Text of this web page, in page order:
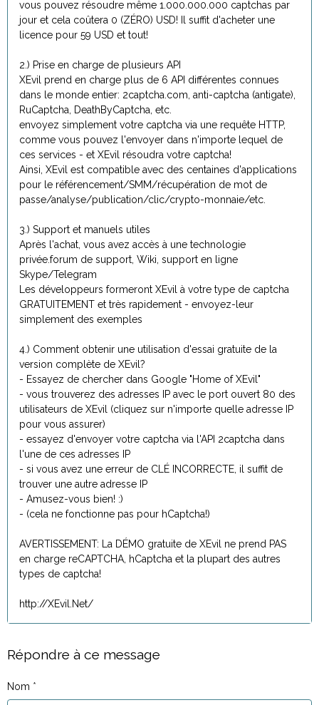
vous pouvez résoudre même 1.000.000.000 captchas par
jour et cela coûtera 0 (ZÉRO) USD! Il suffit d'acheter une
licence pour 59 USD et tout!
2.) Prise en charge de plusieurs API
XEvil prend en charge plus de 6 API différentes connues
dans le monde entier: 2captcha.com, anti-captcha (antigate),
RuCaptcha, DeathByCaptcha, etc.
envoyez simplement votre captcha via une requête HTTP,
comme vous pouvez l'envoyer dans n'importe lequel de
ces services - et XEvil résoudra votre captcha!
Ainsi, XEvil est compatible avec des centaines d'applications
pour le référencement/SMM/récupération de mot de
passe/analyse/publication/clic/crypto-monnaie/etc.
3.) Support et manuels utiles
Après l'achat, vous avez accès à une technologie
privée.forum de support, Wiki, support en ligne
Skype/Telegram
Les développeurs formeront XEvil à votre type de captcha
GRATUITEMENT et très rapidement - envoyez-leur
simplement des exemples
4.) Comment obtenir une utilisation d'essai gratuite de la
version complète de XEvil?
- Essayez de chercher dans Google "Home of XEvil"
- vous trouverez des adresses IP avec le port ouvert 80 des
utilisateurs de XEvil (cliquez sur n'importe quelle adresse IP
pour vous assurer)
- essayez d'envoyer votre captcha via l'API 2captcha dans
l'une de ces adresses IP
- si vous avez une erreur de CLÉ INCORRECTE, il suffit de
trouver une autre adresse IP
- Amusez-vous bien! :)
- (cela ne fonctionne pas pour hCaptcha!)
AVERTISSEMENT: La DÉMO gratuite de XEvil ne prend PAS
en charge reCAPTCHA, hCaptcha et la plupart des autres
types de captcha!
http://XEvil.Net/
Répondre à ce message
Nom